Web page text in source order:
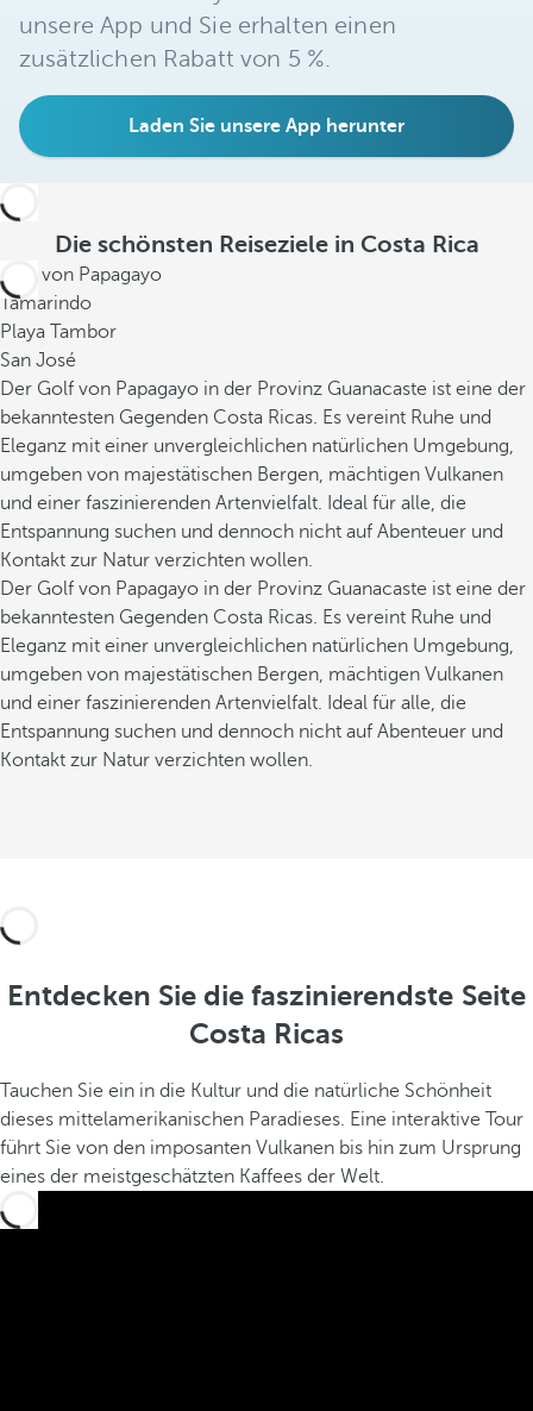
unsere App und Sie erhalten einen
zusätzlichen Rabatt von 5 %.
Laden Sie unsere App herunter
Die schönsten Reiseziele in Costa Rica
Golf von Papagayo
Tamarindo
Playa Tambor
San José
Der Golf von Papagayo in der Provinz Guanacaste ist eine der
bekanntesten Gegenden Costa Ricas. Es vereint Ruhe und
Eleganz mit einer unvergleichlichen natürlichen Umgebung,
umgeben von majestätischen Bergen, mächtigen Vulkanen
und einer faszinierenden Artenvielfalt. Ideal für alle, die
Entspannung suchen und dennoch nicht auf Abenteuer und
Kontakt zur Natur verzichten wollen.
Der Golf von Papagayo in der Provinz Guanacaste ist eine der
bekanntesten Gegenden Costa Ricas. Es vereint Ruhe und
Eleganz mit einer unvergleichlichen natürlichen Umgebung,
umgeben von majestätischen Bergen, mächtigen Vulkanen
und einer faszinierenden Artenvielfalt. Ideal für alle, die
Entspannung suchen und dennoch nicht auf Abenteuer und
Kontakt zur Natur verzichten wollen.
Entdecken Sie die faszinierendste Seite
Costa Ricas
Tauchen Sie ein in die Kultur und die natürliche Schönheit
dieses mittelamerikanischen Paradieses. Eine interaktive Tour
führt Sie von den imposanten Vulkanen bis hin zum Ursprung
eines der meistgeschätzten Kaffees der Welt.